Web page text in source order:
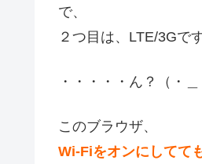
で、
２つ目は、LTE/3Gです
・・・・・ん？（・＿
このブラウザ、
Wi-Fiをオンにしてて